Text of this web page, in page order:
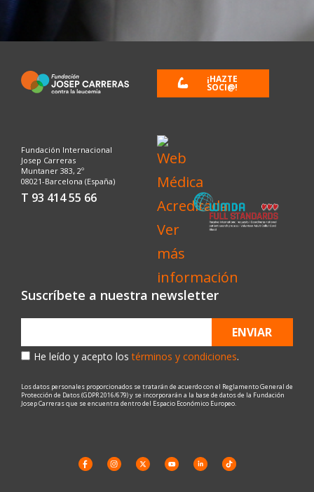
Fundación Internacional
Josep Carreras
Muntaner 383, 2º
08021-Barcelona (España)
T 93 414 55 66
¡HAZTE
SOCI@!
Suscríbete a nuestra newsletter
He leído y acepto lostérminos y condiciones.
ENVIAR
Los datos personales proporcionados se tratarán de acuerdo con el Reglamento General de
Protección de Datos (GDPR 2016/679) y se incorporarán a la base de datos de la Fundación
Josep Carreras que se encuentra dentro del Espacio Económico Europeo.